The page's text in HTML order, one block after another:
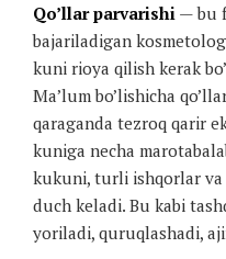
Qo’llar parvarishi — bu
bajariladigan
kuni rioya qilish kerak
Ma’lum bo’lishicha
qaraganda tezroq qarir
kuniga necha
kukuni, turli ishqorlar va
duch keladi. Bu kabi
yoriladi, quruqlashadi,